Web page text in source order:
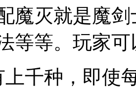
魔灭就是魔
等等。玩家
上千种，即使